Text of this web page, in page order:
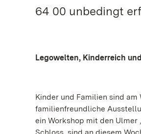
64 00 unbedingt
Legowelten, Kinderreich
Kinder und Familien sind am
familienfreundliche
ein Workshop mit den Ulmer